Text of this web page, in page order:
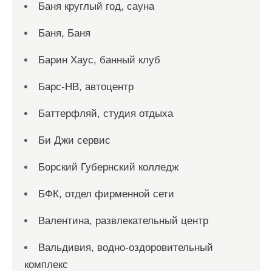
Баня круглый год, сауна
Баня, Баня
Барин Хаус, банный клуб
Барс-НВ, автоцентр
Баттерфляй, студия отдыха
Би Джи сервис
Борский Губернский колледж
БФК, отдел фирменной сети
Валентина, развлекательный центр
Вальдивия, водно-оздоровительный
комплекс